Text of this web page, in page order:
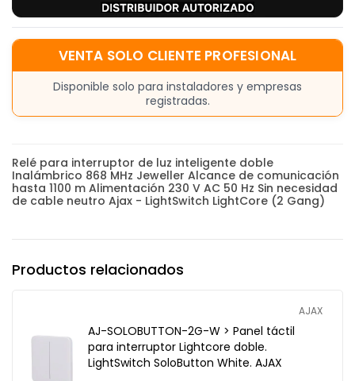
VENTA SOLO CLIENTE PROFESIONAL
Disponible solo para instaladores y empresas
registradas.
Relé para interruptor de luz inteligente doble
Inalámbrico 868 MHz Jeweller Alcance de comunicación
hasta 1100 m Alimentación 230 V AC 50 Hz Sin necesidad
de cable neutro Ajax - LightSwitch LightCore (2 Gang)
Productos relacionados
AJAX
AJ-SOLOBUTTON-2G-W > Panel táctil
para interruptor Lightcore doble.
LightSwitch SoloButton White. AJAX